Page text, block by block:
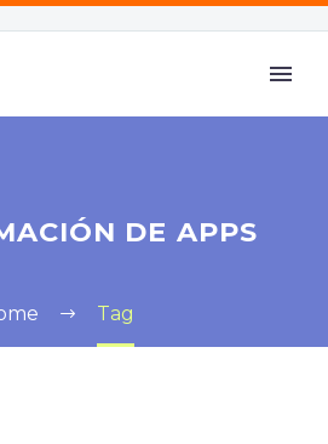
DE APPS
Tag